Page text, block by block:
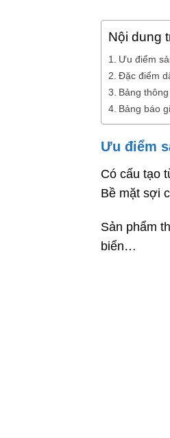
Nội dung
Ưu điểm
Đặc điểm
Bảng
Bảng báo
Ưu điểm
Có cấu tạo
Bề mặt sợi
Sản phẩm
biển…